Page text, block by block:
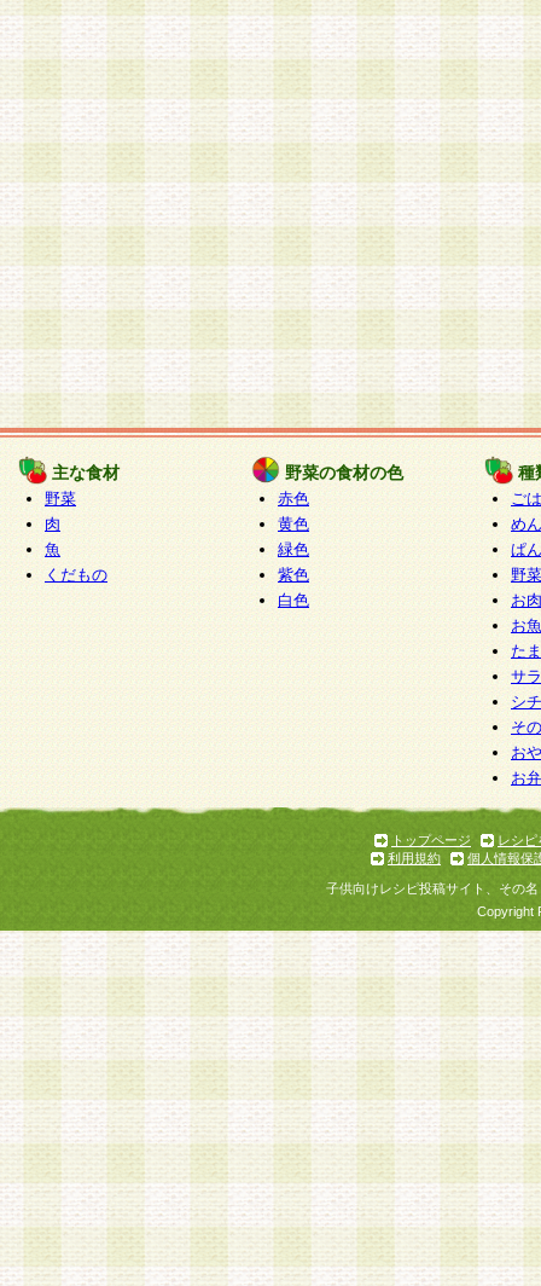
主な食材
野菜
肉
魚
くだもの
野菜の食材の色
赤色
黄色
緑色
紫色
白色
種
ご
めん
ぱん
野
お
お
た
サ
シ
そ
お
お
トップページ
レシピ
利用規約
個人情報保
子供向けレシピ投稿サイト、その
Copyright